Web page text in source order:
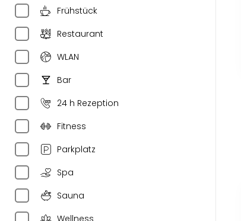
Frühstück
Restaurant
WLAN
Bar
24 h Rezeption
Fitness
Parkplatz
Spa
Sauna
Wellness